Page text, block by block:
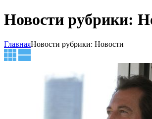
Новости рубрики:
ГлавнаяНовости рубрики: Новости